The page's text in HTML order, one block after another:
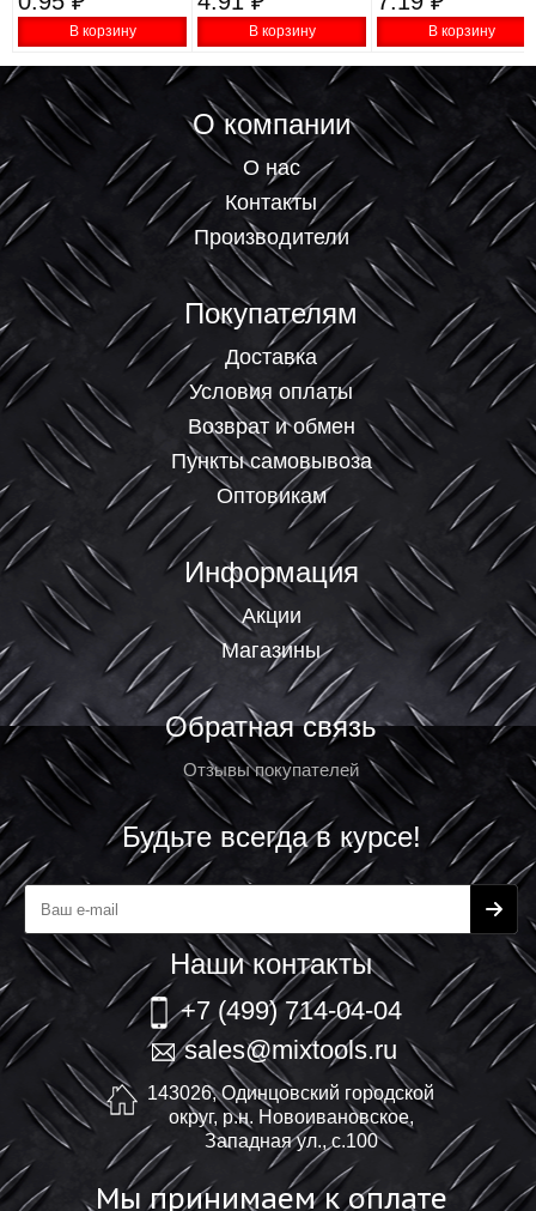
В корзину В корзину В корзину
О компании
О нас
Контакты
Производители
Покупателям
Доставка
Условия оплаты
Возврат и обмен
Пункты самовывоза
Оптовикам
Информация
Акции
Магазины
Обратная связь
Отзывы покупателей
Будьте всегда в курсе!
Наши контакты
+7 (499) 714-04-04
sales@mixtools.ru
143026, Одинцовский городской
округ, р.н. Новоивановское,
Западная ул., с.100
Мы принимаем к оплате